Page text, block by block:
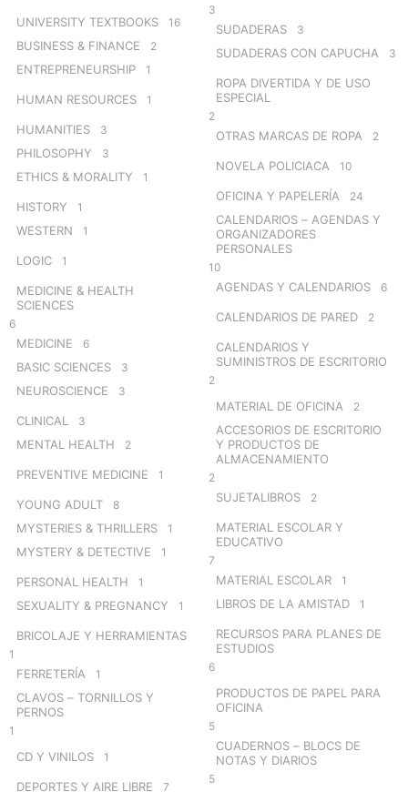
UNIVERSITY TEXTBOOKS 16
BUSINESS & FINANCE 2
ENTREPRENEURSHIP 1
HUMAN RESOURCES 1
HUMANITIES 3
PHILOSOPHY 3
ETHICS & MORALITY 1
HISTORY 1
WESTERN 1
LOGIC 1
MEDICINE & HEALTH
SCIENCES
6
MEDICINE 6
BASIC SCIENCES 3
NEUROSCIENCE 3
CLINICAL 3
MENTAL HEALTH 2
PREVENTIVE MEDICINE 1
YOUNG ADULT 8
MYSTERIES & THRILLERS 1
MYSTERY & DETECTIVE 1
PERSONAL HEALTH 1
SEXUALITY & PREGNANCY 1
BRICOLAJE Y HERRAMIENTAS
1
FERRETERÍA 1
CLAVOS – TORNILLOS Y
PERNOS
1
CD Y VINILOS 1
DEPORTES Y AIRE LIBRE 7
3
SUDADERAS 3
SUDADERAS CON CAPUCHA 3
ROPA DIVERTIDA Y DE USO
ESPECIAL
2
OTRAS MARCAS DE ROPA 2
NOVELA POLICIACA 10
OFICINA Y PAPELERÍA 24
CALENDARIOS – AGENDAS Y
ORGANIZADORES
PERSONALES
10
AGENDAS Y CALENDARIOS 6
CALENDARIOS DE PARED 2
CALENDARIOS Y
SUMINISTROS DE ESCRITORIO
2
MATERIAL DE OFICINA 2
ACCESORIOS DE ESCRITORIO
Y PRODUCTOS DE
ALMACENAMIENTO
2
SUJETALIBROS 2
MATERIAL ESCOLAR Y
EDUCATIVO
7
MATERIAL ESCOLAR 1
LIBROS DE LA AMISTAD 1
RECURSOS PARA PLANES DE
ESTUDIOS
6
PRODUCTOS DE PAPEL PARA
OFICINA
5
CUADERNOS – BLOCS DE
NOTAS Y DIARIOS
5